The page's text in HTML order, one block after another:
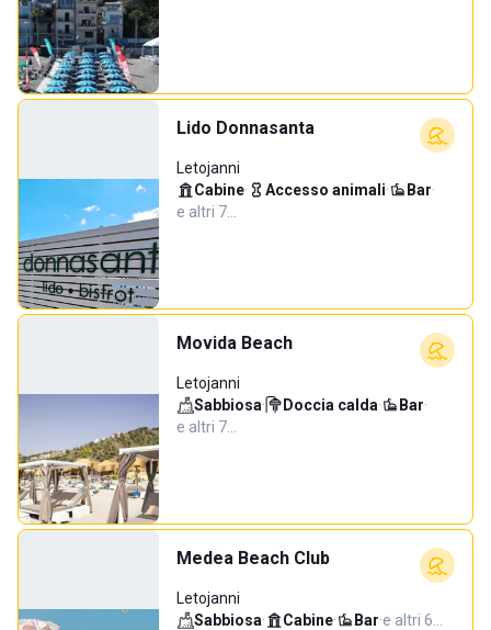
Lido Donnasanta
Letojanni
Cabine· Accesso animali· Bar·
e altri 7…
Movida Beach
Letojanni
Sabbiosa· Doccia calda· Bar·
e altri 7…
Medea Beach Club
Letojanni
Sabbiosa· Cabine· Bar·e altri 6…